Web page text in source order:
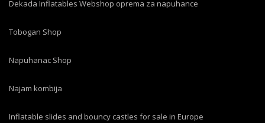
Dekada Inflatables Webshop oprema za napuhance
Tobogan Shop
Napuhanac Shop
Najam kombija
Inflatable slides and bouncy castles for sale in Europe